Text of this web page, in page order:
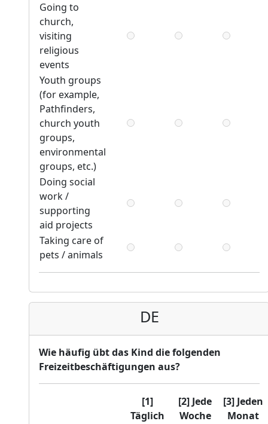
Going to
church,
visiting
religious
events
Youth groups
(for example,
Pathfinders,
church youth
groups,
environmental
groups, etc.)
Doing social
work /
supporting
aid projects
Taking care of
pets / animals
DE
Wie häufig übt das Kind die folgenden
Freizeitbeschäftigungen aus?
[1]
Täglich
[2] Jede
Woche
[3] Jeden
Monat